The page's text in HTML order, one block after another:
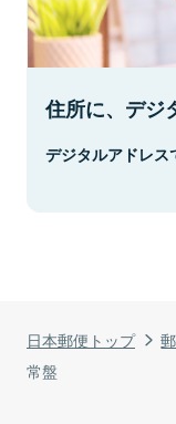
日本郵便トップ
常盤
住所に、デジ
デジタルアドレス